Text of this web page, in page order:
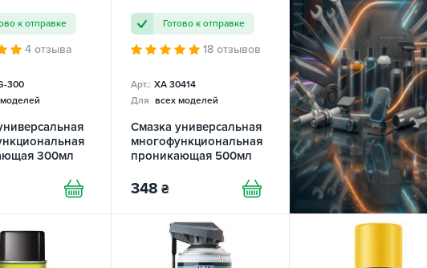
к отправке
4 отзыва
300
300мл
Готово к отправке
18 отзывов
Арт.: XA 30414
Для всех моделей
Смазка универсальная
многофункциональная
проникающая 500мл
348 ₴